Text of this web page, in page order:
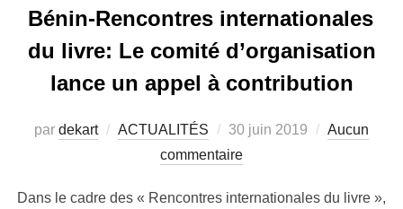
Bénin-Rencontres internationales
du livre: Le comité d’organisation
lance un appel à contribution
par dekart ACTUALITÉS 30 juin 2019
Aucun
commentaire
Dans le cadre des « Rencontres internationales du livre »,